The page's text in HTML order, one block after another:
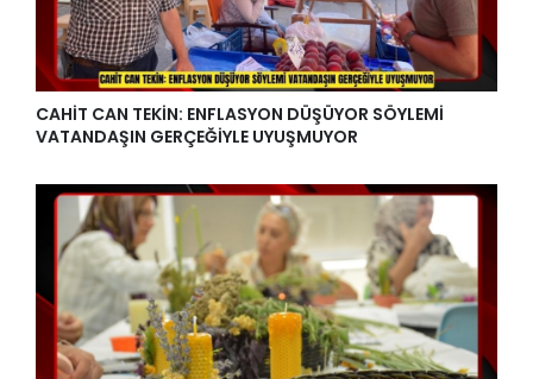
CAHİT CAN TEKİN: ENFLASYON DÜŞÜYOR SÖYLEMİ
VATANDAŞIN GERÇEĞİYLE UYUŞMUYOR